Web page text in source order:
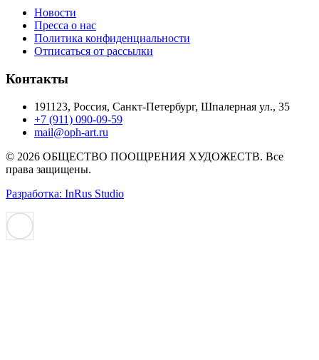
Новости
Пресса о нас
Политика конфиденциальности
Отписаться от рассылки
Контакты
191123, Россия, Санкт-Петербург, Шпалерная ул., 35
+7 (911) 090-09-59
mail@oph-art.ru
© 2026 ОБЩЕСТВО ПООЩРЕНИЯ ХУДОЖЕСТВ. Все
права защищены.
Разработка: InRus Studio